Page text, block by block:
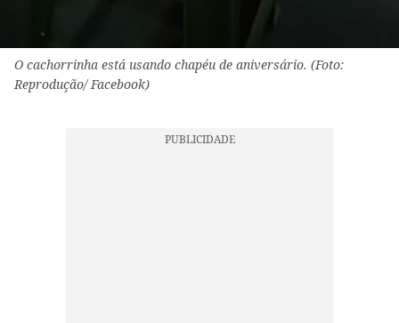
O cachorrinha está usando chapéu de aniversário. (Foto:
Reprodução/ Facebook)